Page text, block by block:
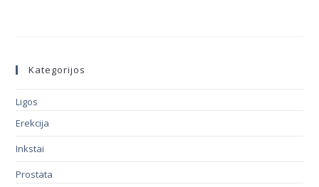
Kategorijos
Ligos
Erekcija
Inkstai
Prostata